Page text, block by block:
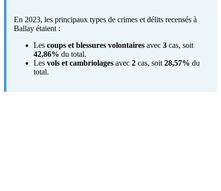
En 2023, les principaux types de crimes et délits recensés à
Ballay étaient :
Les coups et blessures volontaires avec 3 cas, soit
42,86% du total.
Les vols et cambriolages avec 2 cas, soit 28,57% du
total.